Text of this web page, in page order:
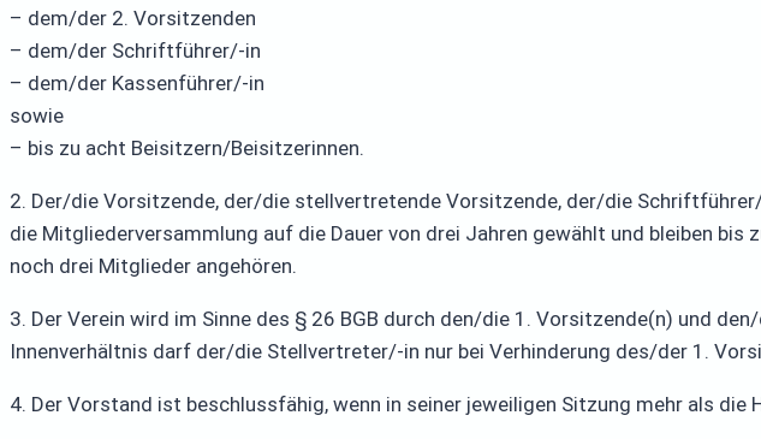
– dem/der 2. Vorsitzenden
– dem/der Schriftführer/-in
– dem/der Kassenführer/-in
sowie
– bis zu acht Beisitzern/Beisitzerinnen.
2. Der/die Vorsitzende, der/die stellvertretende Vorsitzende, der/die
die Mitgliederversammlung auf die Dauer von drei Jahren gewählt und bleiben
noch drei Mitglieder angehören.
3. Der Verein wird im Sinne des § 26 BGB durch den/die 1. Vorsitzende(n) und
Innenverhältnis darf der/die Stellvertreter/-in nur bei Verhinderung des/der 1.
4. Der Vorstand ist beschlussfähig, wenn in seiner jeweiligen Sitzung mehr als